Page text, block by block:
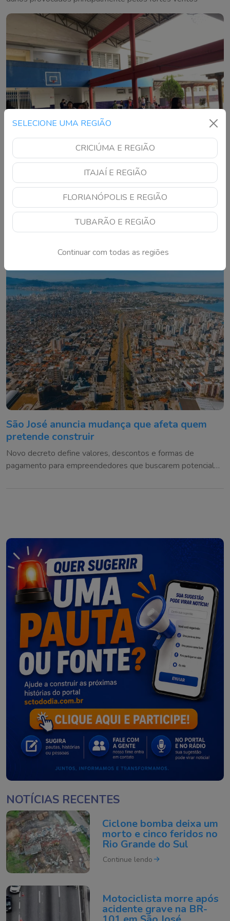
SELECIONE UMA REGIÃO
CRICIÚMA E REGIÃO
ITAJAÍ E REGIÃO
FLORIANÓPOLIS E REGIÃO
TUBARÃO E REGIÃO
Continuar com todas as regiões
Últimos dias: veja onde ainda dá tempo de
doar agasalhos em SC
Angeloni recebe roupas, calçados e cobertores em Laguna e
Tubarão até 7 de agosto
São José anuncia mudança que afeta quem
pretende construir
Novo decreto define valores, descontos e formas de
pagamento para empreendedores que buscarem potencial
NOTÍCIAS RECENTES
Ciclone bomba deixa um
morto e cinco feridos no
Rio Grande do Sul
Continue lendo
Motociclista morre após
acidente grave na BR-